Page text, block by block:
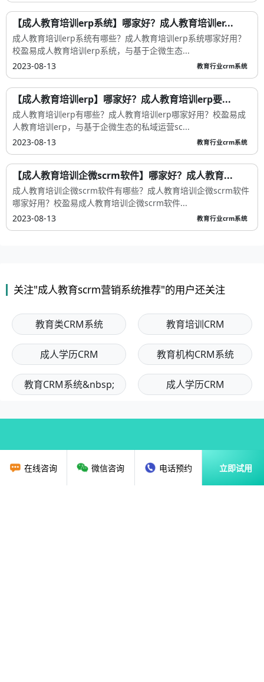
【成人教育培训erp系统】哪家好？成人教育培训er...
成人教育培训erp系统有哪些？成人教育培训erp系统哪家好用？
校盈易成人教育培训erp系统，与基于企微生态...
2023-08-13
教育行业crm系统
【成人教育培训erp】哪家好？成人教育培训erp要...
成人教育培训erp有哪些？成人教育培训erp哪家好用？校盈易成
人教育培训erp，与基于企微生态的私域运营sc...
2023-08-13
教育行业crm系统
【成人教育培训企微scrm软件】哪家好？成人教育...
成人教育培训企微scrm软件有哪些？成人教育培训企微scrm软件
哪家好用？校盈易成人教育培训企微scrm软件...
2023-08-13
教育行业crm系统
关注"成人教育scrm营销系统推荐"的用户还关注
教育类CRM系统 教育培训CRM
成人学历CRM 教育机构CRM系统
教育CRM系统&nbsp; 成人学历CRM
在线咨询 微信咨询 电话预约 立即试用